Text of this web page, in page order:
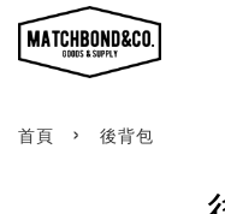
首頁 › 後背包